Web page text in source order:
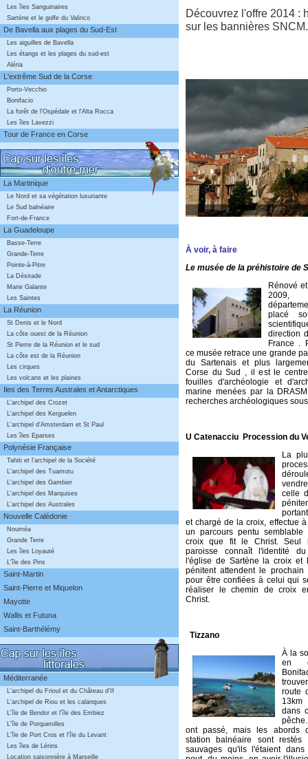
Les îles Sanguinaires
Sartène et le golfe du Valinco
De Bavella aux plages du Sud-Est
Les aiguilles de Bavella
Les étangs et les plages du sud-est
Aléria
L'extrême Sud de la Corse
Porto-Vecchio
Bonifacio
La forêt de l'Ospédale et l'Alta Rocca
Les îles Lavezzi
Tour de France en Corse
La Martinique
Le Nord et sa végétation luxuriante
Le Sud balnéaire
Fort-de-France
La Guadeloupe
Basse-Terre
Grande-Terre
Pointe-à-Pitre
La Désirade
Marie Galante
Les Saintes
La Réunion
St Denis et le Nord
La côte ouest de la Réunion
St Pierre de la Réunion et le sud
La côte est de la Réunion
Les cirques
Les volcans et les plaines
Iles des Terres Australes et Antarctiques
L'archipel des Crozet
L'archipel des Kerguelen
L'archipel d'Amsterdam et St Paul
Les îles Eparses
Polynésie Française
Tahiti et l'archipel de la Société
L'archipel des Tuamotu
L'archipel des Gambier
L'archipel des Marquises
L'archipel des Australes
Nouvelle Calédonie
Nouméa
Grande Terre
Les îles Loyauté
L'île des Pins
Saint-Martin
Saint-Pierre et Miquelon
Mayotte
Wallis et Futuna
Saint-Barthélémy
Méditerranée
L'archipel du Frioul et du Château d'If
L'archipel de Riou et les calanques
L'île de Bendor et l'île des Embiez
L'île de Porquerolles
L'île de Port Cros et l'île du Levant
Les îles de Lérins
Location saisonnière à Marseille
Découvrez l'offre 2014 :
sur les bannières SNCM.
À voir, à faire
Le musée de la préhistoire de
Rénové
2009,
placé
direction
France .
ce musée retrace une grande
du Sartenais et plus
Corse du Sud , il est le
fouilles d'archéologie et
marine menées par la
recherches archéologiques
U Catenacciu Procession du
La
celle
et chargé de la croix, effectue
un parcours pentu
croix que fit le Christ.
paroisse connaît l'identité du
l'église de Sartène la croix et
pénitent attendent le prochain
pour être confiées à celui qui
réaliser le chemin de croix
Christ.
Tizzano
À la
en
route
13km
dans
ont passé, mais les abords
station balnéaire sont restés
sauvages qu'ils l'étaient dans